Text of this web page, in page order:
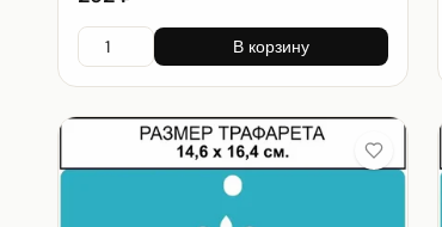
В корзину